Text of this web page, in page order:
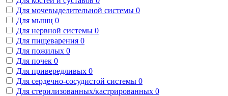
Для мочевыделительной системы 0
Для мышц 0
Для нервной системы 0
Для пищеварения 0
Для пожилых 0
Для почек 0
Для привередливых 0
Для сердечно-сосудистой системы 0
Для стерилизованных/кастрированных 0